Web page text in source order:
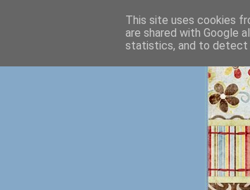
This site uses cookies
are shared with Google
statistics, and to detect